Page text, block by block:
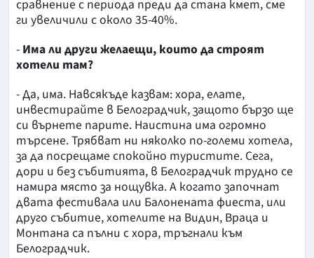
сравнение с периода преди да стана кмет, сме
ги увеличили с около 35-40%.
- Има ли други желаещи, които да строят
хотели там?
- Да, има. Навсякъде казвам: хора, елате,
инвестирайте в Белоградчик, защото бързо ще
си върнете парите. Наистина има огромно
търсене. Трябват ни няколко по-големи хотела,
за да посрещаме спокойно туристите. Сега,
дори и без събитията, в Белоградчик трудно се
намира място за нощувка. А когато започнат
двата фестивала или Балонената фиеста, или
друго събитие, хотелите на Видин, Враца и
Монтана са пълни с хора, тръгнали към
Белоградчик.